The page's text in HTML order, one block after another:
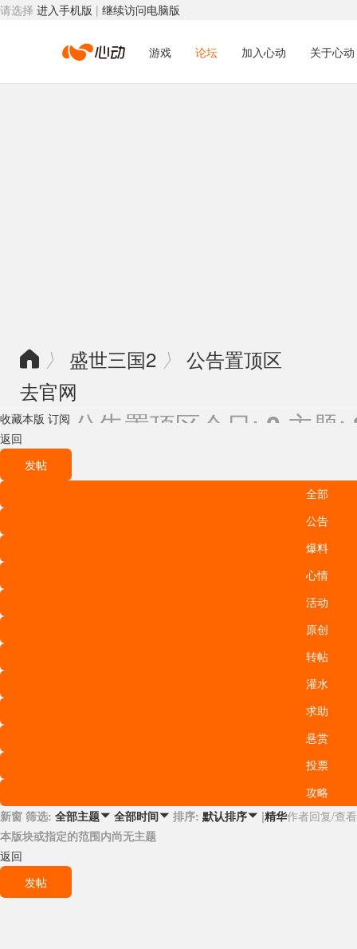
请选择 进入手机版 | 继续访问电脑版
心 游戏 论坛 加入心动 关于心动
 〉 盛世三国2 〉 公告置顶区
去官网
收藏本版 订阅 公告置顶区 今日: 0 主题:
返回
发帖
全部
公告
爆料
心情
活动
原创
转帖
灌水
求助
悬赏
投票
攻略
新窗 筛选: 全部主题 全部时间  排序: 默认排序 |精华作者回复/查看
本版块或指定的范围内尚无主题
返回
发帖